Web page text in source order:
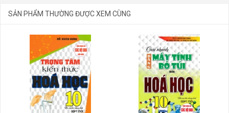
SẢN PHẨM THƯỜNG ĐƯỢC XEM CÙNG